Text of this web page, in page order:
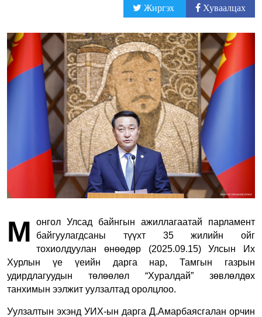
Жиргэх Хуваалцах
М
онгол Улсад байнгын ажиллагаатай парламент
байгуулагдсаны түүхт 35 жилийн ойг
тохиолдуулан өнөөдөр (2025.09.15) Улсын Их
Хурлын үе үеийн дарга нар, Тамгын газрын
удирдлагуудын төлөөлөл “Хуралдай” зөвлөлдөх
танхимын ээлжит уулзалтад оролцлоо.
Уулзалтын эхэнд УИХ-ын дарга Д.Амарбаясгалан орчин